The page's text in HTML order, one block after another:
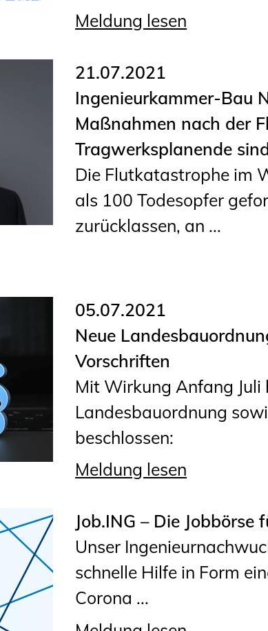
Meldung lesen
21.07.2021
Ingenieurkammer-Bau
Maßnahmen nach der
Tragwerksplanende
Die Flutkatastrophe im
als 100 Todesopfer
zurücklassen, an ...
05.07.2021
Neue
Vorschriften
Mit Wirkung Anfang
Landesbauordnung
beschlossen:
Meldung lesen
Job.ING – Die Jobbörse
Unser
schnelle Hilfe in Form
Corona ...